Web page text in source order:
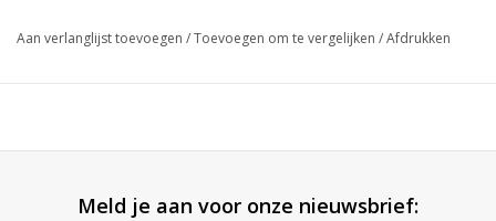
Verpakt per:
100 stuks
Aan verlanglijst toevoegen /Toevoegen om te vergelijken /Afdrukken
Meld je aan voor onze nieuwsbrief: